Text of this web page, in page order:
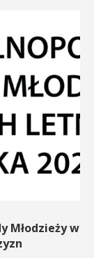
Młodzieży w